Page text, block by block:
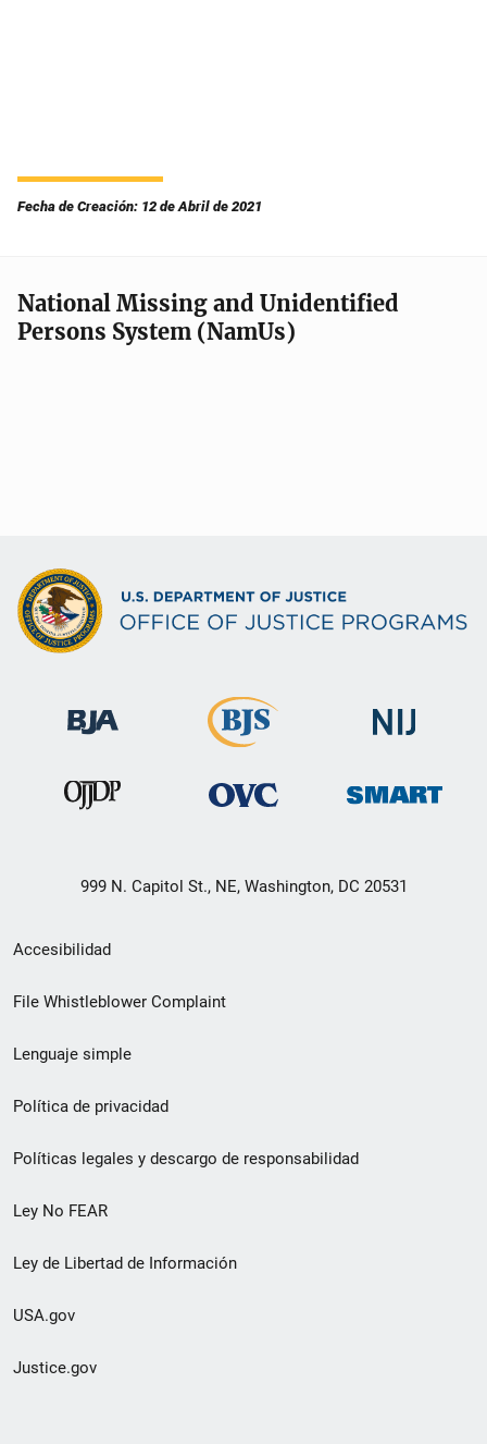
Fecha de Creación: 12 de Abril de 2021
National Missing and Unidentified
Persons System (NamUs)
999 N. Capitol St., NE, Washington, DC 20531
Menú
de
de
pie
de
página
Accesibilidad
File Whistleblower Complaint
Lenguaje simple
Política de privacidad
Políticas legales y descargo de responsabilidad
Ley No FEAR
Ley de Libertad de Información
USA.gov
Justice.gov